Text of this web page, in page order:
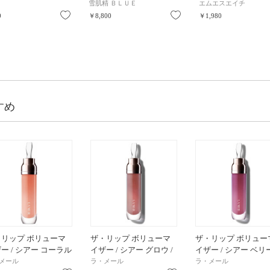
お気に入り
雪肌精 ＢＬＵＥ
￥8,800
お気に入り
エムエスエイチ
￥1,980
め
ップ ボリューマ
/ シアー コーラル
ール
ザ・リップ ボリューマ
イザー / シアー グロウ /
7mL
ラ・メール
ザ・リップ ボリュー
イザー / シアー ベリ
7mL
ラ・メール